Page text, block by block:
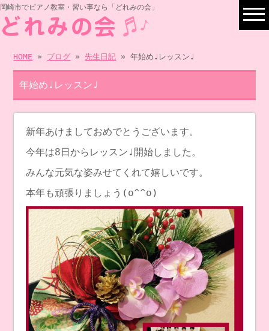
岡崎市でピアノ教室・習い事なら「どれみの会」
HOME » ブログ » 先生日記 » 年始め♩レッスン♩
年始め♩レッスン♩
新年あけましておめでとうございます。
今年は8日からレッスン♩開始しました。
みんな元気な姿みせてくれて嬉しいです。
本年も頑張りましょう(o^^o)